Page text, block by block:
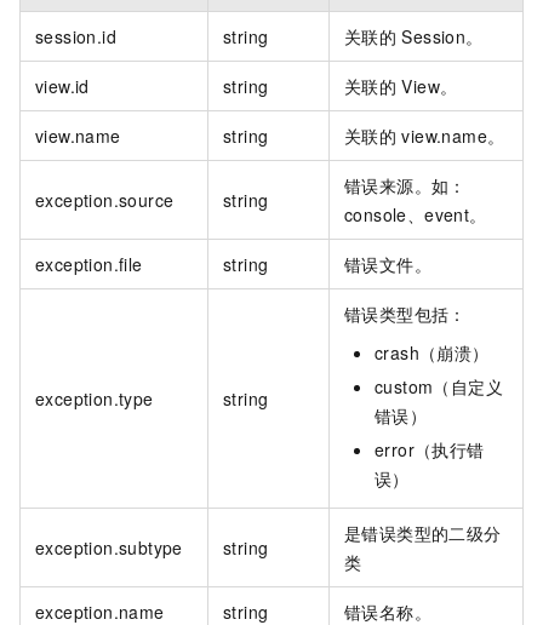
session.id string 关联的 Session。
view.id string 关联的 View。
view.name string 关联的 view.name。
exception.source string
错误来源。如：
console、event。
exception.file string 错误文件。
exception.type string
错误类型包括：
crash（崩溃）
custom（自定义
错误）
error（执行错
误）
exception.subtype string
是错误类型的二级分
类
exception.name string 错误名称。